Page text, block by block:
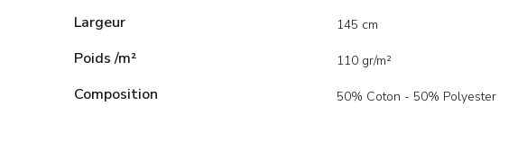
Largeur 145 cm
Poids /m² 110 gr/m²
Composition 50% Coton - 50% Polyester